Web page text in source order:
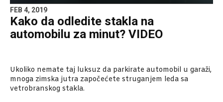
FEB 4, 2019
Kako da odledite stakla na
automobilu za minut? VIDEO
Ukoliko nemate taj luksuz da parkirate automobil u garaži,
mnoga zimska jutra započećete struganjem leda sa
vetrobranskog stakla.